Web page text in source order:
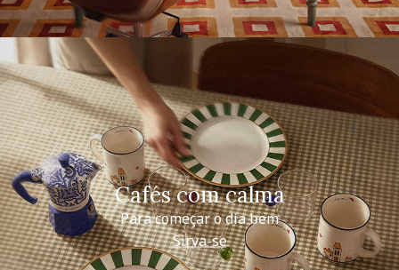
Cafés com calma
Para começar o dia bem
Sirva-se